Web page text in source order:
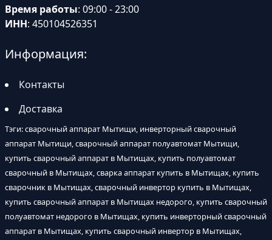
Время работы: 09:00 - 23:00
ИНН: 450104526351
Информация:
Контакты
Доставка
Тэги: сварочный аппарат Мытищи, инверторный сварочный
аппарат Мытищи, сварочный аппарат полуавтомат Мытищи,
купить сварочный аппарат в Мытищах, купить полуавтомат
сварочный в Мытищах, сварка аппарат купить в Мытищах, купить
сварочник в Мытищах, сварочный инвертор купить в Мытищах,
купить сварочный аппарат в Мытищах недорого, купить сварочный
полуавтомат недорого в Мытищах, купить инверторный сварочный
аппарат в Мытищах, купить сварочный инвертор в Мытищах,